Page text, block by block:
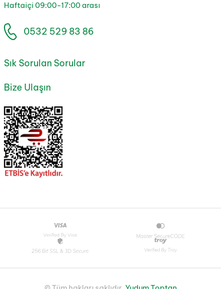
Haftaiçi 09:00-17:00 arası
0532 529 83 86
Sık Sorulan Sorular
Bize Ulaşın